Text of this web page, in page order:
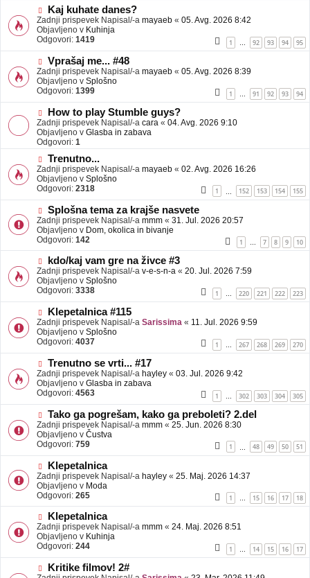
b
a
v
e
N
o
v
e
b
a
v
e
Kaj kuhate danes?
Zadnji prispevek Napisal/-a mayaeb « 05. Avg. 2026 8:42
Objavljeno v Kuhinja
Odgovori: 1419 1 … 92 93 94 95
N
o
v
e
b
a
v
e
Vprašaj me... #48
Zadnji prispevek Napisal/-a mayaeb « 05. Avg. 2026 8:39
Objavljeno v Splošno
Odgovori: 1399 1 91 92 93 94
N
o
v
e
o
b
j
a
v
e
How to play Stumble guys?
Zadnji prispevek Napisal/-a cara « 04. Avg. 2026 9:10
Objavljeno v Glasba in zabava
Odgovori: 1
N
o
v
e
o
b
a
v
e
Trenutno...
Zadnji prispevek Napisal/-a mayaeb « 02. Avg. 2026 16:26
Objavljeno v Splošno
Odgovori: 2318 1 152 153 154 155
N
o
v
e
o
b
a
v
e
Splošna tema za krajše nasvete
Zadnji prispevek Napisal/-a mmm « 31. Jul. 2026 20:57
Objavljeno v Dom, okolica in bivanje
Odgovori: 142 1 … 7 8 9 10
N
o
v
e
b
a
v
e
kdo/kaj vam gre na živce #3
Zadnji prispevek Napisal/-a v-e-s-n-a « 20. Jul. 2026 7:59
Objavljeno v Splošno
Odgovori: 3338 1 … 220 221 222 223
N
o
v
e
b
a
v
e
Klepetalnica #115
Zadnji prispevek Napisal/-a Sarissima « 11. Jul. 2026 9:59
Objavljeno v Splošno
Odgovori: 4037 1 … 267 268 269 270
N
o
v
e
b
a
v
e
Trenutno se vrti... #17
Zadnji prispevek Napisal/-a hayley « 03. Jul. 2026 9:42
Objavljeno v Glasba in zabava
Odgovori: 4563 1 302 303 304 305
N
o
v
e
o
b
a
v
e
Tako ga pogrešam, kako ga preboleti? 2.del
Zadnji prispevek Napisal/-a mmm « 25. Jun. 2026 8:30
Objavljeno v Čustva
Odgovori: 759 1 48 49 50 51
N
o
v
e
o
b
a
v
e
Klepetalnica
Zadnji prispevek Napisal/-a hayley « 25. Maj. 2026 14:37
Objavljeno v Moda
Odgovori: 265 1 … 15 16 17 18
N
o
v
e
b
Klepetalnica
Zadnji prispevek Napisal/-a mmm « 24. Maj. 2026 8:51
Objavljeno v Kuhinja
Odgovori: 244 1 … 14 15 16 17
NKritike filmov! 2#